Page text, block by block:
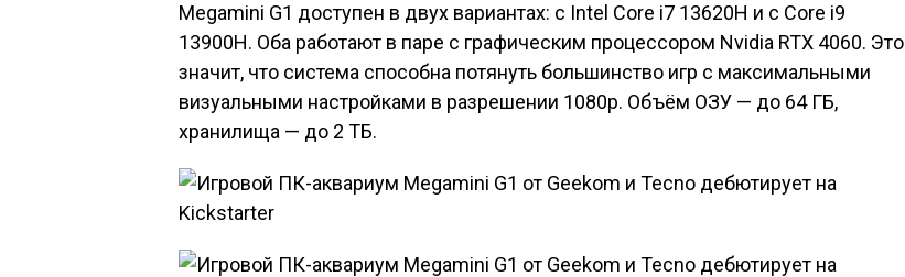
Megamini G1 доступен в двух вариантах: с Intel Core i7 13620H и с Core i9
13900H. Оба работают в паре с графическим процессором Nvidia RTX 4060. Это
значит, что система способна потянуть большинство игр с максимальными
визуальными настройками в разрешении 1080p. Объём ОЗУ — до 64 ГБ,
хранилища — до 2 ТБ.